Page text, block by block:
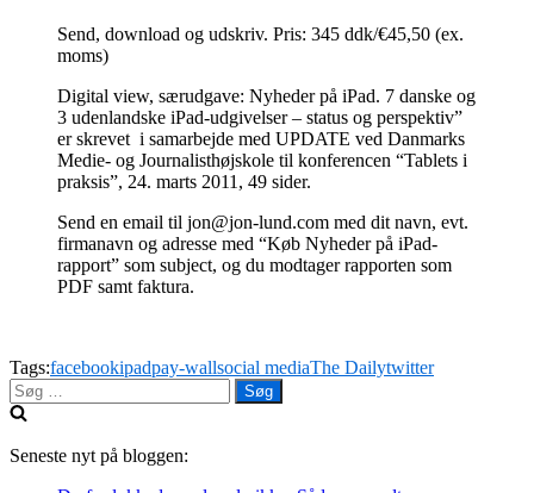
Send, download og udskriv. Pris: 345 ddk/€45,50 (ex.
moms)
Digital view, særudgave: Nyheder på iPad. 7 danske og
3 udenlandske iPad-udgivelser – status og perspektiv”
er skrevet i samarbejde med UPDATE ved Danmarks
Medie- og Journalisthøjskole til konferencen “Tablets i
praksis”, 24. marts 2011, 49 sider.
Send en email til jon@jon-lund.com med dit navn, evt.
firmanavn og adresse med “Køb Nyheder på iPad-
rapport” som subject, og du modtager rapporten som
PDF samt faktura.
Tags:facebookipadpay-wallsocial mediaThe Dailytwitter
Søg
efter:
Seneste nyt på bloggen: